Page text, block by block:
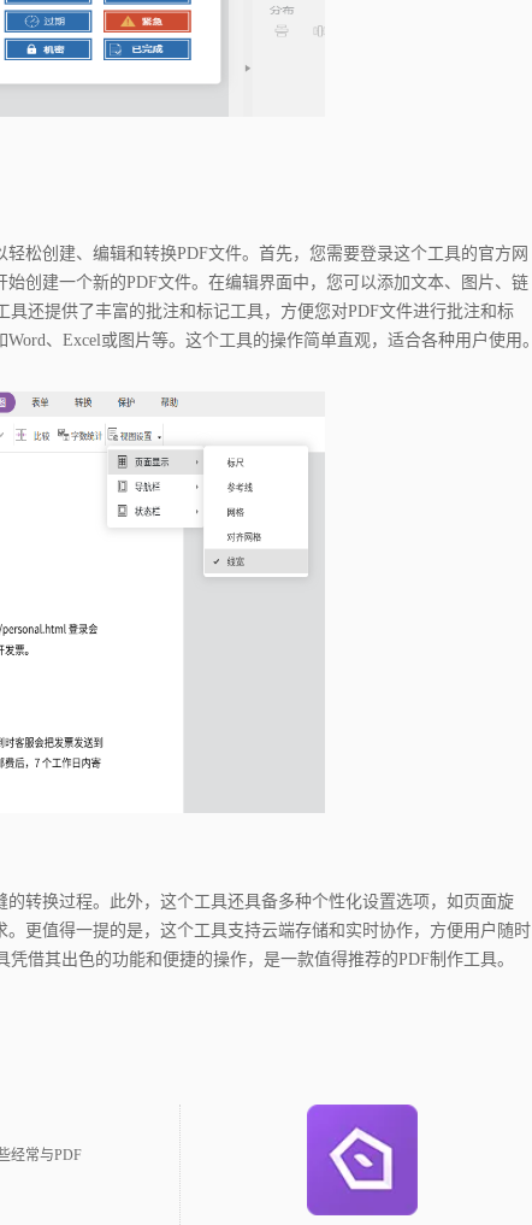
松创建、编辑和转换PDF文件。首先，您需要登录这个工具的官方网
创建一个新的PDF文件。在编辑界面中，您可以添加文本、图片、链
还提供了丰富的批注和标记工具，方便您对PDF文件进行批注和标
、Excel或图片等。这个工具的操作简单直观，适合各种用户使用。
转换过程。此外，这个工具还具备多种个性化设置选项，如页面旋
更值得一提的是，这个工具支持云端存储和实时协作，方便用户随时
借其出色的功能和便捷的操作，是一款值得推荐的PDF制作工具。
经常与PDF